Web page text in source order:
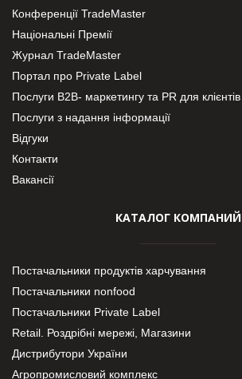
Конференції TradeMaster
Національні Премії
Журнал TradeMaster
Портал про Private Label
Послуги В2В- маркетингу та PR для клієнтів
Послуги з надання інформації
Відгуки
Контакти
Вакансії
КАТАЛОГ КОМПАНИЙ
Постачальники продуктів харчування
Постачальники nonfood
Постачальники Private Label
Retail. Роздрібні мережі, Магазини
Дистрибутори України
Агропромисловий комплекс